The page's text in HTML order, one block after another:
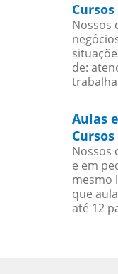
Nossos
de:
Aulas
Nossos
e em
mesmo
que
até 12